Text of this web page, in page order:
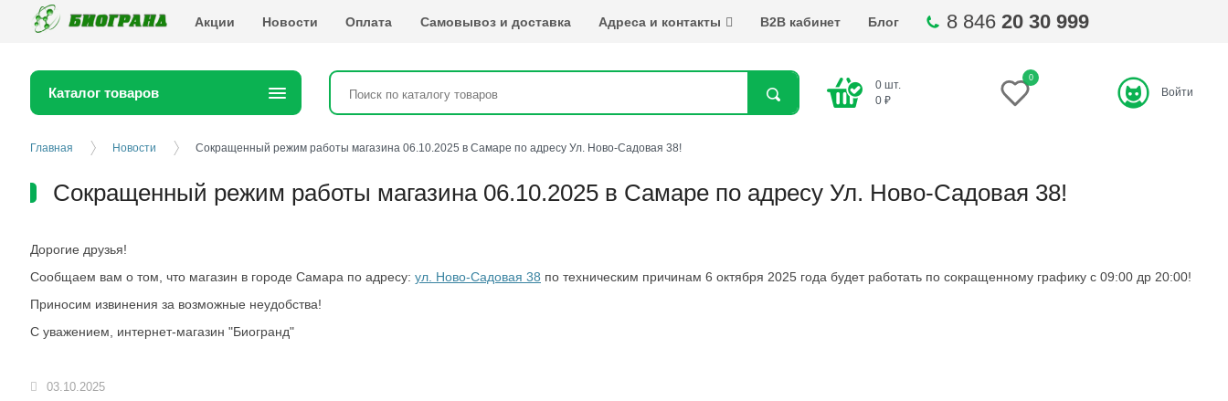
Акции Новости Оплата Самовывоз и доставка Адреса и контакты B2B кабинет Блог 8 846 20 30 999
Каталог товаров Найти
0 шт.
0 ₽
0
Войти
Главная Новости Сокращенный режим работы магазина 06.10.2025 в Самаре по адресу Ул. Ново-Садовая 38!
Сокращенный режим работы магазина 06.10.2025 в Самаре по адресу Ул. Ново-Садовая 38!
Дорогие друзья!
Сообщаем вам о том, что магазин в городе Самара по адресу: ул. Ново-Садовая 38 по техническим причинам 6 октября 2025 года будет работать по сокращенному графику с 09:00 др 20:00!
Приносим извинения за возможные неудобства!
С уважением, интернет-магазин "Биогранд"
03.10.2025